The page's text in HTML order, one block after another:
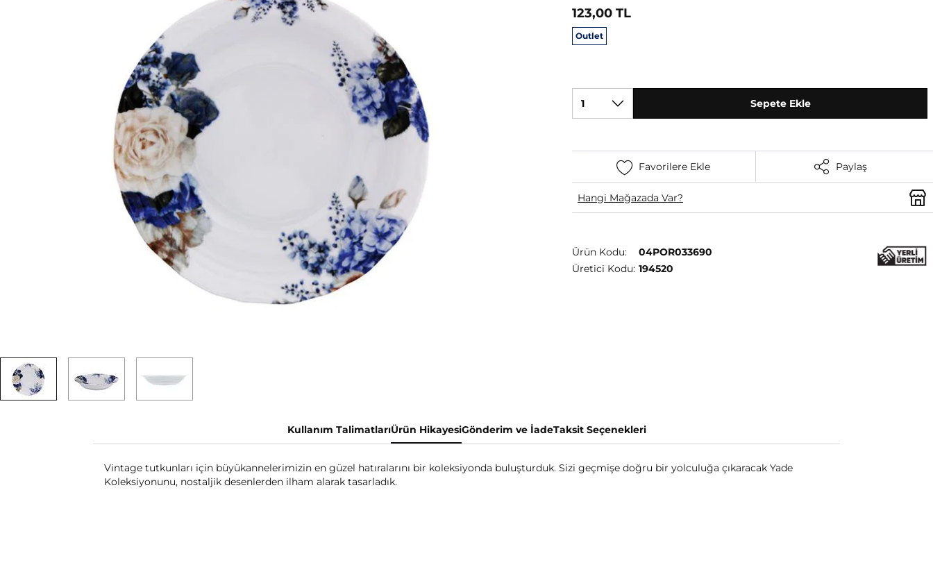
123,00 TL
Outlet
1 Sepete Ekle
Favorilere Ekle Paylaş
Hangi Mağazada Var?
Ürün Kodu:
04POR033690
Üretici Kodu: 194520
Kullanım TalimatlarıÜrün HikayesiGönderim ve İadeTaksit Seçenekleri
Vintage tutkunları için büyükannelerimizin en güzel hatıralarını bir koleksiyonda buluşturduk. Sizi geçmişe doğru bir yolculuğa çıkaracak Yade
Koleksiyonunu, nostaljik desenlerden ilham alarak tasarladık.